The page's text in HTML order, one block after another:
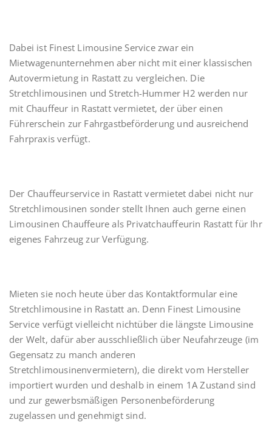
Dabei ist Finest Limousine Service zwar ein
Mietwagenunternehmen aber nicht mit einer klassischen
Autovermietung in Rastatt zu vergleichen. Die
Stretchlimousinen und Stretch-Hummer H2 werden nur
mit Chauffeur in Rastatt vermietet, der über einen
Führerschein zur Fahrgastbeförderung und ausreichend
Fahrpraxis verfügt.
Der Chauffeurservice in Rastatt vermietet dabei nicht nur
Stretchlimousinen sonder stellt Ihnen auch gerne einen
Limousinen Chauffeure als Privatchauffeurin Rastatt für Ihr
eigenes Fahrzeug zur Verfügung.
Mieten sie noch heute über das Kontaktformular eine
Stretchlimousine in Rastatt an. Denn Finest Limousine
Service verfügt vielleicht nichtüber die längste Limousine
der Welt, dafür aber ausschließlich über Neufahrzeuge (im
Gegensatz zu manch anderen
Stretchlimousinenvermietern), die direkt vom Hersteller
importiert wurden und deshalb in einem 1A Zustand sind
und zur gewerbsmäßigen Personenbeförderung
zugelassen und genehmigt sind.